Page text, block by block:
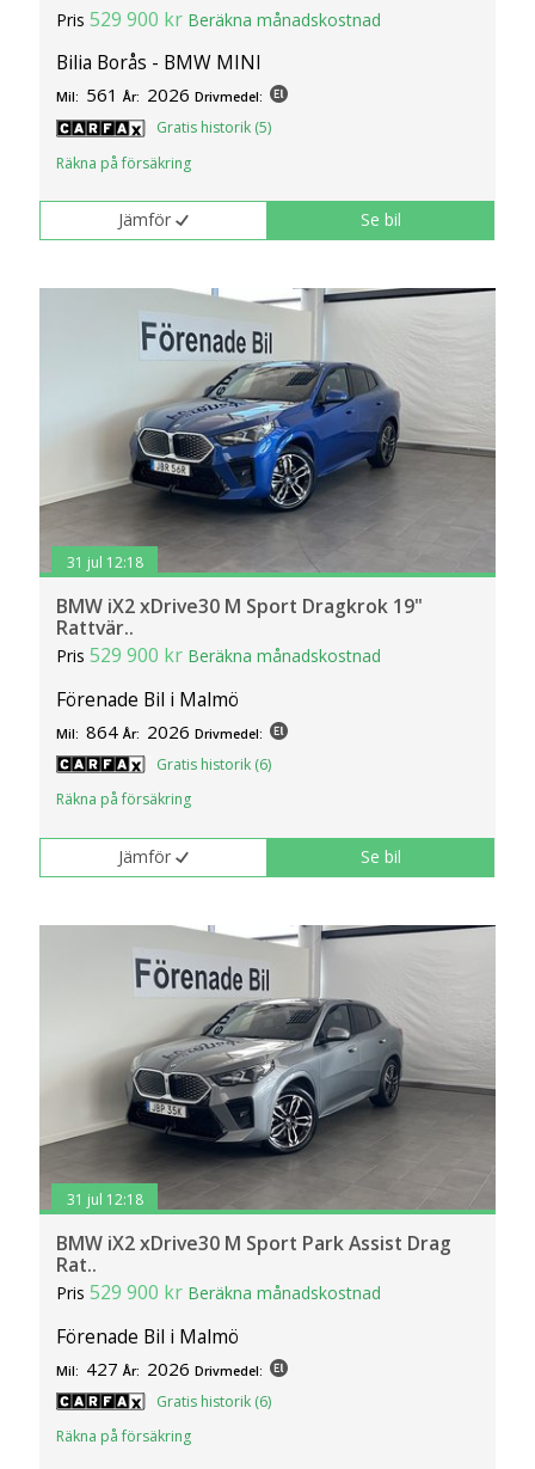
Pris529 900 kr Beräkna månadskostnad
Bilia Borås - BMW MINI
Mil: 561 År: 2026 Drivmedel:
Gratis historik (5)
Räkna på försäkring
Jämför Se bil
31 jul 12:18
BMW iX2 xDrive30 M Sport Dragkrok 19"
Rattvär..
Pris529 900 kr Beräkna månadskostnad
Förenade Bil i Malmö
Mil: 864 År: 2026 Drivmedel:
Gratis historik (6)
Räkna på försäkring
Jämför Se bil
31 jul 12:18
BMW iX2 xDrive30 M Sport Park Assist Drag
Rat..
Pris529 900 kr Beräkna månadskostnad
Förenade Bil i Malmö
Mil: 427 År: 2026 Drivmedel:
Gratis historik (6)
Räkna på försäkring